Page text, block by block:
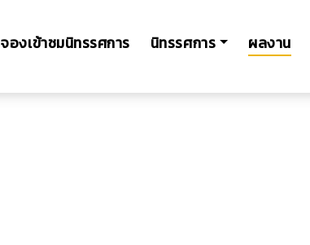
จองเข้าชมนิทรรศการ นิทรรศการ ผลงาน